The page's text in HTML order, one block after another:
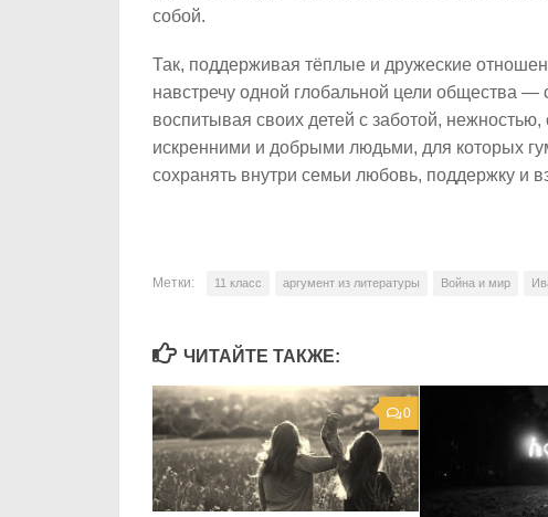
собой.
Так, поддерживая тёплые и дружеские
навстречу одной глобальной цели общества
воспитывая своих детей с заботой, нежностью,
искренними и добрыми людьми, для которых
сохранять внутри семьи любовь, поддержку и
Метки: 11 класс аргумент из литературы Война и мир
ЧИТАЙТЕ ТАКЖЕ:
0